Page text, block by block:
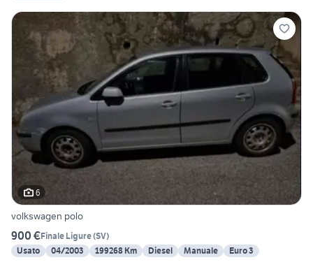
6
volkswagen polo
900 €Finale Ligure(SV)
Usato
04/2003 199268 Km Diesel Manuale Euro 3